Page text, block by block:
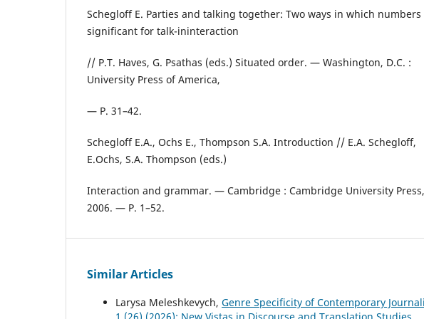
Schegloff E. Parties and talking together: Two ways in which numbers
significant for talk-ininteraction
// P.T. Haves, G. Psathas (eds.) Situated order. — Washington, D.C. :
University Press of America,
— P. 31–42.
Schegloff E.A., Ochs E., Thompson S.A. Introduction // E.A. Schegloff,
E.Ochs, S.A. Thompson (eds.)
Interaction and grammar. — Cambridge : Cambridge University Press,
2006. — P. 1–52.
Similar Articles
Larysa Meleshkevych, Genre Specificity of Contemporary